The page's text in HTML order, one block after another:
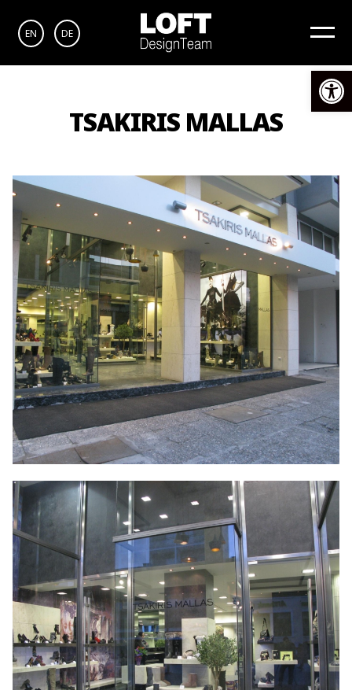
EN DE
TSAKIRIS MALLAS